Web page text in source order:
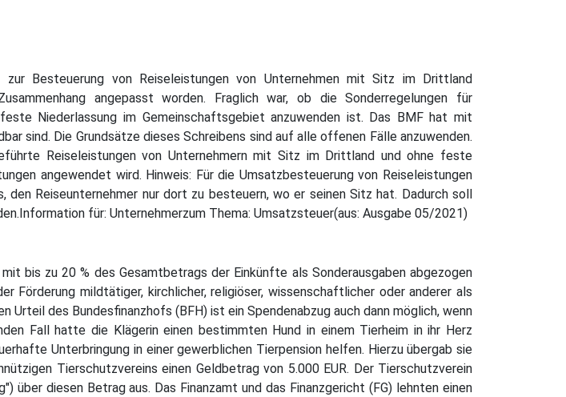
zur Besteuerung von Reiseleistungen von Unternehmen mit Sitz im Drittland
angepasst worden. Fraglich war, ob die Sonderregelungen für
Niederlassung im Gemeinschaftsgebiet anzuwenden ist. Das BMF hat mit
sind. Die Grundsätze dieses Schreibens sind auf alle offenen Fälle anzuwenden.
Reiseleistungen von Unternehmern mit Sitz im Drittland und ohne feste
angewendet wird. Hinweis: Für die Umsatzbesteuerung von Reiseleistungen
Reiseunternehmer nur dort zu besteuern, wo er seinen Sitz hat. Dadurch soll
für: Unternehmerzum Thema: Umsatzsteuer(aus: Ausgabe 05/2021)
bis zu 20 % des Gesamtbetrags der Einkünfte als Sonderausgaben abgezogen
Förderung mildtätiger, kirchlicher, religiöser, wissenschaftlicher oder anderer als
Urteil des Bundesfinanzhofs (BFH) ist ein Spendenabzug auch dann möglich, wenn
Fall hatte die Klägerin einen bestimmten Hund in einem Tierheim in ihr Herz
Unterbringung in einer gewerblichen Tierpension helfen. Hierzu übergab sie
Tierschutzvereins einen Geldbetrag von 5.000 EUR. Der Tierschutzverein
über diesen Betrag aus. Das Finanzamt und das Finanzgericht (FG) lehnten einen